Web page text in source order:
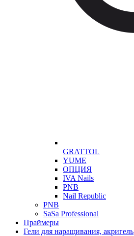
GRATTOL
YUME
ОПЦИЯ
IVA Nails
PNB
Nail Republic
PNB
SaSa Professional
Праймеры
Гели для наращивания, акригель